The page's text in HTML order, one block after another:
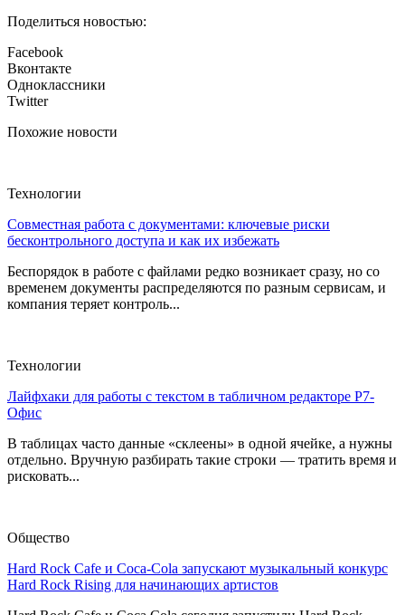
Поделиться новостью:
Facebook
Вконтакте
Одноклассники
Twitter
Похожие новости
Технологии
Совместная работа с документами: ключевые риски
бесконтрольного доступа и как их избежать
Беспорядок в работе с файлами редко возникает сразу, но со
временем документы распределяются по разным сервисам, и
компания теряет контроль...
Технологии
Лайфхаки для работы с текстом в табличном редакторе Р7-
Офис
В таблицах часто данные «склеены» в одной ячейке, а нужны
отдельно. Вручную разбирать такие строки — тратить время и
рисковать...
Общество
Hard Rock Cafe и Coca-Cola запускают музыкальный конкурс
Hard Rock Rising для начинающих артистов